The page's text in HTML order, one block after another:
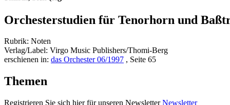
Orchesterstudien für Tenorhorn und
Rubrik: Noten
Verlag/Label: Virgo Music Publishers/Thomi-Berg
erschienen in: das Orchester 06/1997 , Seite 65
Themen
Registrieren Sie sich hier für unseren NewsletterNewsletter